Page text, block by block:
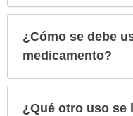
¿Cómo se debe
medicamento?
¿Qué otro uso se